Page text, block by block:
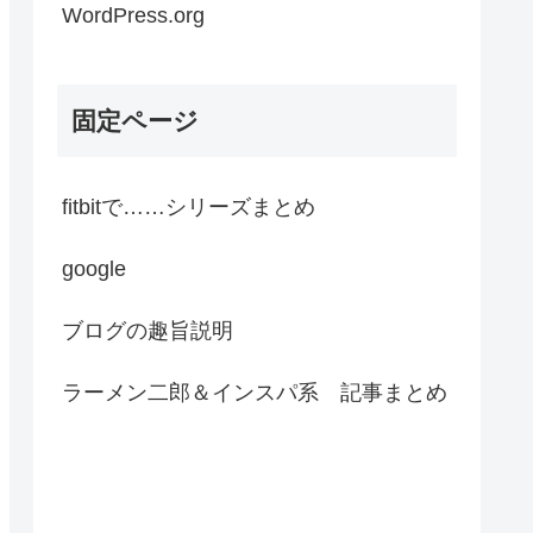
WordPress.org
固定ページ
fitbitで……シリーズまとめ
google
ブログの趣旨説明
ラーメン二郎＆インスパ系 記事まとめ